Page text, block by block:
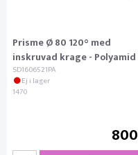
Prisme Ø 80 120° med
inskruvad krage - Polyamid
SD1606521PA
Ej i lager
1470
800